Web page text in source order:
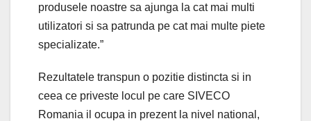
produsele noastre sa ajunga la cat mai multi
utilizatori si sa patrunda pe cat mai multe piete
specializate.”
Rezultatele transpun o pozitie distincta si in
ceea ce priveste locul pe care SIVECO
Romania il ocupa in prezent la nivel national,